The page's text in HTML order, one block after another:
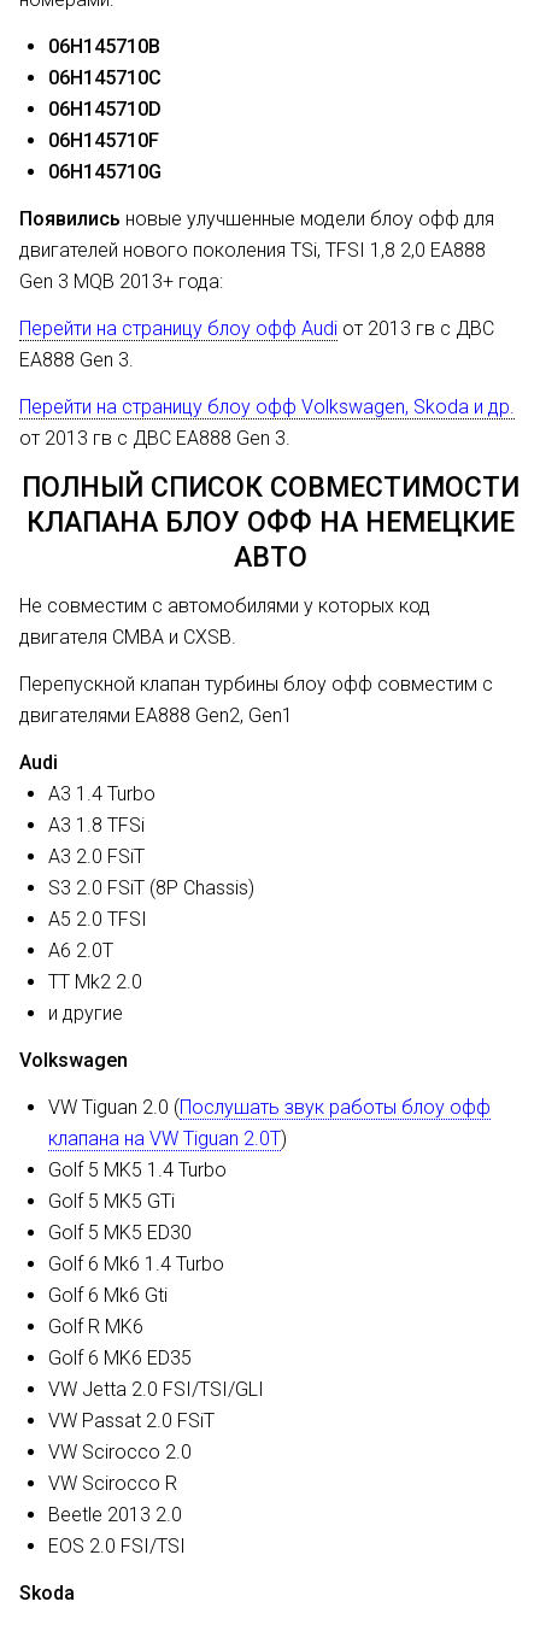
06H145710B
06H145710C
06H145710D
06H145710F
06H145710G
Появились новые улучшенные модели блоу офф для
двигателей нового поколения TSi, TFSI 1,8 2,0 EA888
Gen 3 MQB 2013+ года:
Перейти на страницу блоу офф Audi от 2013 гв с ДВС
EA888 Gen 3.
Перейти на страницу блоу офф Volkswagen, Skoda и др.
от 2013 гв с ДВС EA888 Gen 3.
ПОЛНЫЙ СПИСОК СОВМЕСТИМОСТИ
КЛАПАНА БЛОУ ОФФ НА НЕМЕЦКИЕ
АВТО
Не совместим с автомобилями у которых код
двигателя CMBA и CXSB.
Перепускной клапан турбины блоу офф совместим с
двигателями EA888 Gen2, Gen1
Audi
A3 1.4 Turbo
A3 1.8 TFSi
A3 2.0 FSiT
S3 2.0 FSiT (8P Chassis)
A5 2.0 TFSI
A6 2.0T
TT Mk2 2.0
и другие
Volkswagen
VW Tiguan 2.0 (Послушать звук работы блоу офф
клапана на VW Tiguan 2.0T)
Golf 5 MK5 1.4 Turbo
Golf 5 MK5 GTi
Golf 5 MK5 ED30
Golf 6 Mk6 1.4 Turbo
Golf 6 Mk6 Gti
Golf R MK6
Golf 6 MK6 ED35
VW Jetta 2.0 FSI/TSI/GLI
VW Passat 2.0 FSiT
VW Scirocco 2.0
VW Scirocco R
Beetle 2013 2.0
EOS 2.0 FSI/TSI
Skoda